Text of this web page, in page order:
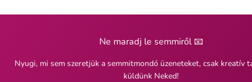
Ne maradj le semmiről 📧
Nyugi, mi sem szeretjük a semmitmondó üzeneteket, csak kreatív
küldünk Neked!